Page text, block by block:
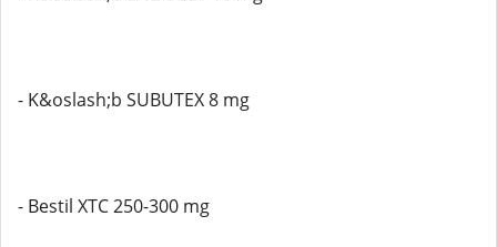
- K&oslash;b SUBUTEX 8 mg
- Bestil XTC 250-300 mg